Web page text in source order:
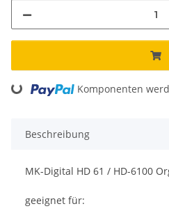
Loading... Komponenten
Beschreibung
MK-Digital HD 61 / HD-6100
geeignet für: